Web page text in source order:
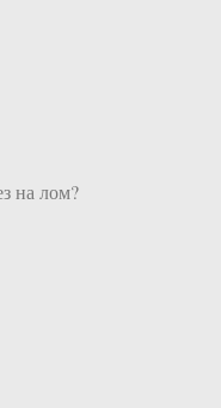
на лом?